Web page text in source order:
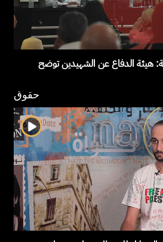
هيئة الدفاع عن الشهيدين توضح
حقوق